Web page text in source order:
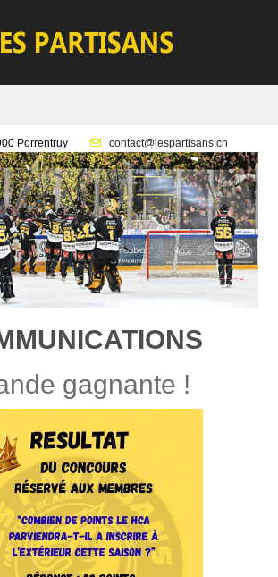
Porrentruy contact@lespartisans.ch
gagnante !